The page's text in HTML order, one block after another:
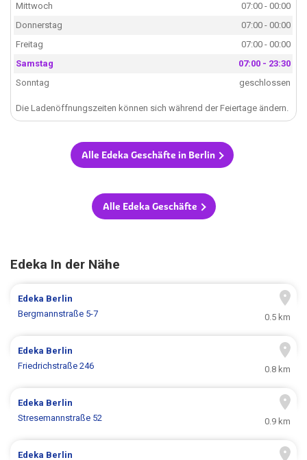
Mittwoch
07:00 - 00:00
Donnerstag
07:00 - 00:00
Freitag
07:00 - 00:00
Samstag
07:00 - 23:30
Sonntag
geschlossen
Die Ladenöffnungszeiten können sich während der Feiertage ändern.
Alle Edeka Geschäfte in Berlin
Alle Edeka Geschäfte
Edeka In der Nähe
Edeka Berlin
Bergmannstraße 5-7
0.5 km
Edeka Berlin
Friedrichstraße 246
0.8 km
Edeka Berlin
Stresemannstraße 52
0.9 km
Edeka Berlin